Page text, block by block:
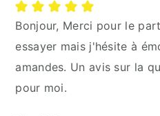
Bonjour, Merci pour le
essayer mais j'hésite à
amandes. Un avis sur la
pour moi.